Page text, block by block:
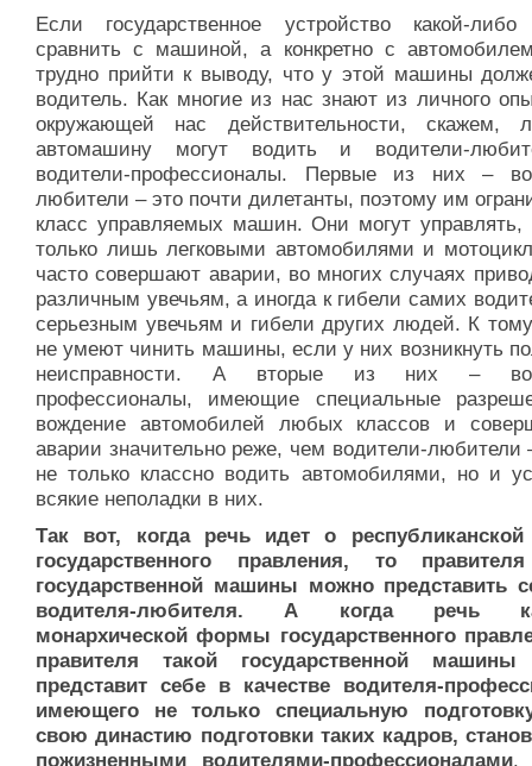
Если государственное устройство какой-либо
сравнить с машиной, а конкретно с
трудно прийти к выводу, что у этой машины
водитель. Как многие из нас знают из личного
окружающей нас действительности, скажем,
автомашину могут водить и водители-
водители-профессионалы. Первые из них –
любители – это почти дилетанты, поэтому им
класс управляемых машин. Они могут управлять,
только лишь легковыми автомобилями и
часто совершают аварии, во многих случаях
различным увечьям, а иногда к гибели самих
серьезным увечьям и гибели других людей. К
не умеют чинить машины, если у них возникнуть
неисправности. А вторые из них –
профессионалы, имеющие специальные
вождение автомобилей любых классов и
аварии значительно реже, чем водители-любители
не только классно водить автомобилями, но и
всякие неполадки в них.
Так вот, когда речь идет о
государственного правления, то
государственной машины можно представить
водителя-любителя. А когда речь
монархической формы государственного
правителя такой государственной
представит себе в качестве водителя-
имеющего не только специальную
свою династию подготовки таких кадров,
пожизненными водителями-профессионалами.